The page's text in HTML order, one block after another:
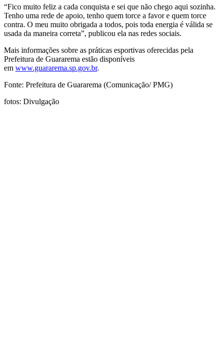
“Fico muito feliz a cada conquista e sei que não chego aqui sozinha.
Tenho uma rede de apoio, tenho quem torce a favor e quem torce
contra. O meu muito obrigada a todos, pois toda energia é válida se
usada da maneira correta”, publicou ela nas redes sociais.
Mais informações sobre as práticas esportivas oferecidas pela
Prefeitura de Guararema estão disponíveis
em www.guararema.sp.gov.br.
Fonte: Prefeitura de Guararema (Comunicação/ PMG)
fotos: Divulgação